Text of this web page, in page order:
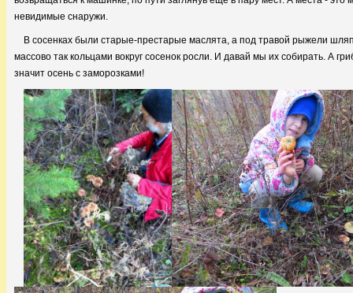
невидимые снаружи.
В сосенках были старые-престарые маслята, а под травой рыжели
массово так кольцами вокруг сосенок росли. И давай мы их собирать. А
значит осень с заморозками!